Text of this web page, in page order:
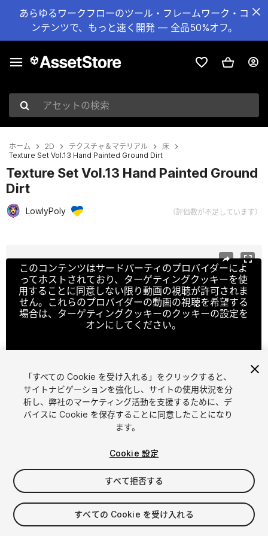
あらゆるワークフローのツール・フレームワーク・コ
ンテンツで、もっと速く開発 — 全品50%オフ。
アセットの検索
ホーム 2D テクスチャ＆マテリアル
床
Texture Set Vol.13 Hand Painted Ground Dirt
Texture Set Vol.13 Hand Painted Ground
Dirt
LowlyPoly （評価数が不足しています）
このコンテンツはサードパーティのプロバイダーによ
ってホストされており、ターゲティングクッキーを使
用することに同意しない限り動画の視聴が許可されま
せん。これらのプロバイダーの動画の視聴を希望する
場合は、ターゲティングクッキーのクッキーの設定を
オンにしてください。
クッキーの設定
1/25
$9
消費税は決済時に計算されます
「すべての Cookie を受け入れる」をクリックすると、
サイトナビゲーションを強化し、サイトの使用状況を分
析し、弊社のマーケティング活動を支援するために、デ
バイスに Cookie を保存することに同意したことになり
ます。
Cookie 設定
すべて拒否する
すべての Cookie を受け入れる